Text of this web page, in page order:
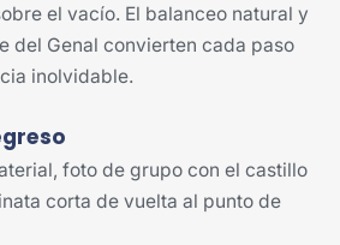
el vacío. El balanceo natural y
del Genal convierten cada paso
inolvidable.
foto de grupo con el castillo
corta de vuelta al punto de